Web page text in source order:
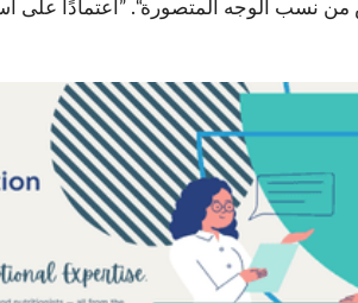
من نسب الوجه المتصورة“. ”اعتمادًا على